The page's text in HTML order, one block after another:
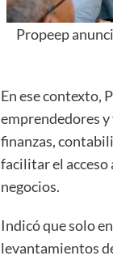
Propeep
En ese contexto,
emprendedores
finanzas,
facilitar el
negocios.
Indicó que solo
levantamientos